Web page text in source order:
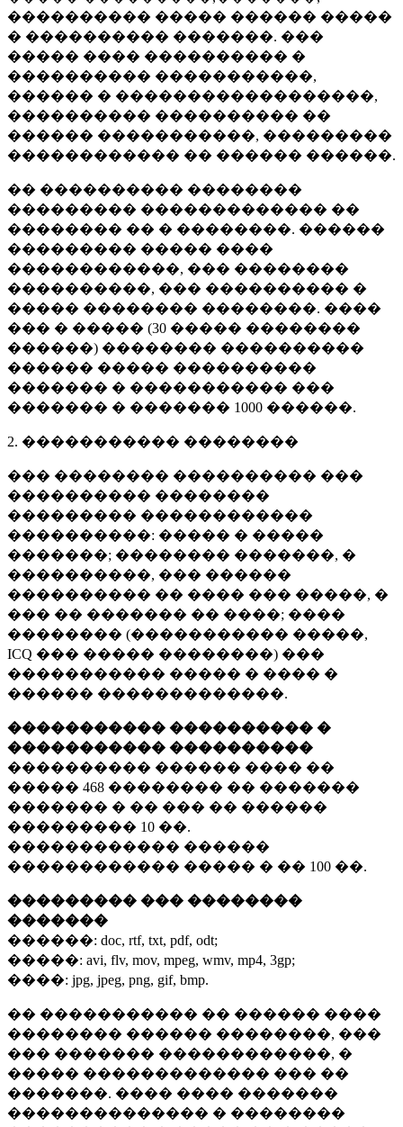
���������� ����� ������ �����
� ���������� �������. ���
����� ���� ���������� �
���������� �����������,
������ � ������������������,
���������� ���������� ��
������ �����������, ���������
������������ �� ������ ������.
�� ���������� ��������
��������� ������������� ��
�������� �� � ��������. ������
��������� ����� ����
������������, ��� ��������
����������, ��� ���������� �
����� �������� ��������. ����
��� � ����� (30 ����� ��������
������) �������� ����������
������ ����� ����������
������� � ����������� ���
������� � ������� 1000 ������.
2. ����������� ��������
��� �������� ���������� ���
���������� ��������
��������� ������������
����������: ����� � �����
�������; �������� �������, �
����������, ��� ������
���������� �� ���� ��� �����, �
��� �� ������� �� ����; ����
�������� (����������� �����,
ICQ ��� ����� ��������) ���
����������� ����� � ���� �
������ �������������.
����������� ���������� �
����������� ����������
���������� ������ ���� ��
����� 468 �������� �� �������
������� � �� ��� �� ������
��������� 10 ��.
������������ ������
������������ ����� � �� 100 ��.
��������� ��� ��������
�������
������: doc, rtf, txt, pdf, odt;
�����: avi, flv, mov, mpeg, wmv, mp4, 3gp;
����: jpg, jpeg, png, gif, bmp.
�� ����������� �� ������ ����
�������� ������ ��������, ���
��� ������� ������������, �
����� ������������� ��� ��
�������. ���� ���� �������
�������������� � ��������